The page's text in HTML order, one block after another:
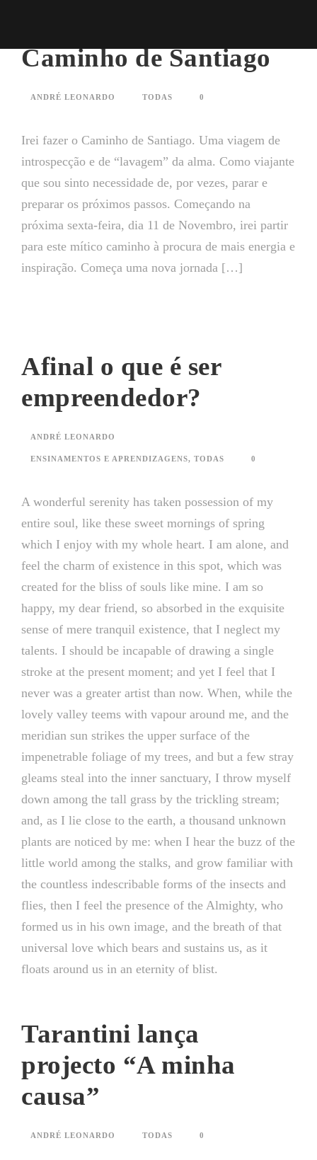
Caminho de Santiago
ANDRÉ LEONARDO TODAS 0
Irei fazer o Caminho de Santiago. Uma viagem de
introspecção e de “lavagem” da alma. Como viajante
que sou sinto necessidade de, por vezes, parar e
preparar os próximos passos. Começando na
próxima sexta-feira, dia 11 de Novembro, irei partir
para este mítico caminho à procura de mais energia e
inspiração. Começa uma nova jornada […]
Afinal o que é ser
empreendedor?
ANDRÉ LEONARDO
ENSINAMENTOS E APRENDIZAGENS, TODAS 0
A wonderful serenity has taken possession of my
entire soul, like these sweet mornings of spring
which I enjoy with my whole heart. I am alone, and
feel the charm of existence in this spot, which was
created for the bliss of souls like mine. I am so
happy, my dear friend, so absorbed in the exquisite
sense of mere tranquil existence, that I neglect my
talents. I should be incapable of drawing a single
stroke at the present moment; and yet I feel that I
never was a greater artist than now. When, while the
lovely valley teems with vapour around me, and the
meridian sun strikes the upper surface of the
impenetrable foliage of my trees, and but a few stray
gleams steal into the inner sanctuary, I throw myself
down among the tall grass by the trickling stream;
and, as I lie close to the earth, a thousand unknown
plants are noticed by me: when I hear the buzz of the
little world among the stalks, and grow familiar with
the countless indescribable forms of the insects and
flies, then I feel the presence of the Almighty, who
formed us in his own image, and the breath of that
universal love which bears and sustains us, as it
floats around us in an eternity of blist.
Tarantini lança
projecto “A minha
causa”
ANDRÉ LEONARDO TODAS 0